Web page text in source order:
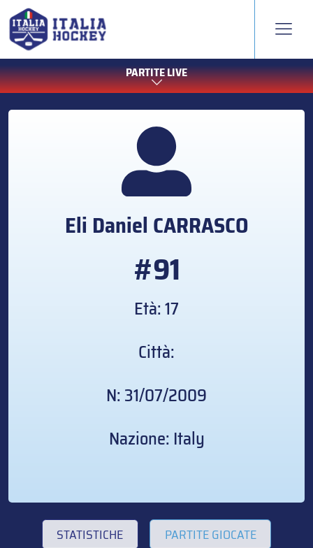
PARTITE LIVE
Eli Daniel CARRASCO
#91
Età: 17
Città:
N: 31/07/2009
Nazione: Italy
STATISTICHE PARTITE GIOCATE